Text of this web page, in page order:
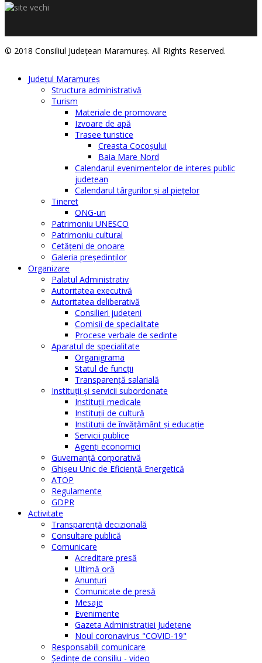
© 2018 Consiliul Judeţean Maramureş. All Rights Reserved.
Judeţul Maramureş
Structura administrativă
Turism
Materiale de promovare
Izvoare de apă
Trasee turistice
Creasta Cocoșului
Baia Mare Nord
Calendarul evenimentelor de interes public
judeţean
Calendarul târgurilor şi al pieţelor
Tineret
ONG-uri
Patrimoniu UNESCO
Patrimoniu cultural
Cetăţeni de onoare
Galeria președinților
Organizare
Palatul Administrativ
Autoritatea executivă
Autoritatea deliberativă
Consilieri judeţeni
Comisii de specialitate
Procese verbale de sedinte
Aparatul de specialitate
Organigrama
Statul de funcții
Transparență salarială
Instituţii şi servicii subordonate
Instituţii medicale
Instituţii de cultură
Instituţii de învăţământ şi educaţie
Servicii publice
Agenţi economici
Guvernanță corporativă
Ghişeu Unic de Eficienţă Energetică
ATOP
Regulamente
GDPR
Activitate
Transparenţă decizională
Consultare publică
Comunicare
Acreditare presă
Ultimă oră
Anunţuri
Comunicate de presă
Mesaje
Evenimente
Gazeta Administraţiei Judeţene
Noul coronavirus "COVID-19"
Responsabili comunicare
Şedinţe de consiliu - video